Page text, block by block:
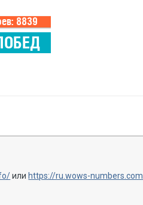
или https://ru.wows-numbers.com